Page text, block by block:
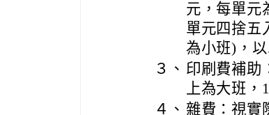
元，每單元
單元四捨五
為小班)，
３、 印刷費補助
上為大班
４、 雜費：視實